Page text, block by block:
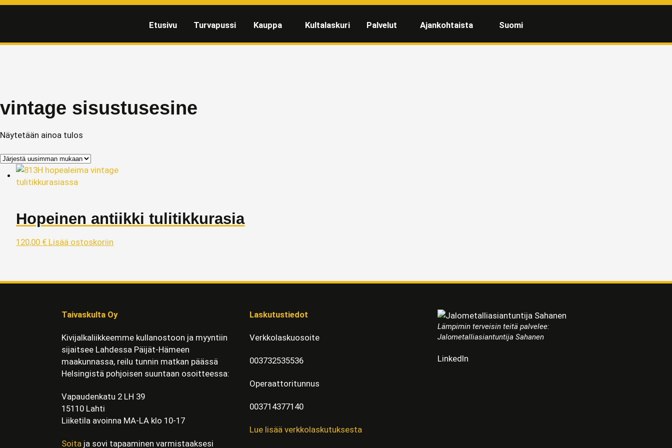
Etusivu Turvapussi Kauppa Kultalaskuri Palvelut Ajankohtaista Suomi
vintage sisustusesine
Näytetään ainoa tulos
Hopeinen antiikki tulitikkurasia
120,00 € Lisää ostoskoriin
Taivaskulta Oy
Kivijalkaliikkeemme kullanostoon ja myyntiin
sijaitsee Lahdessa Päijät-Hämeen
maakunnassa, reilu tunnin matkan päässä
Helsingistä pohjoisen suuntaan osoitteessa:
Vapaudenkatu 2 LH 39
15110 Lahti
Liiketila avoinna MA-LA klo 10-17
Soita ja sovi tapaaminen varmistaaksesi
Laskutustiedot
Verkkolaskuosoite
003732535536
Operaattoritunnus
003714377140
Lue lisää verkkolaskutuksesta
Lämpimin terveisin teitä palvelee:
Jalometalliasiantuntija Sahanen
LinkedIn